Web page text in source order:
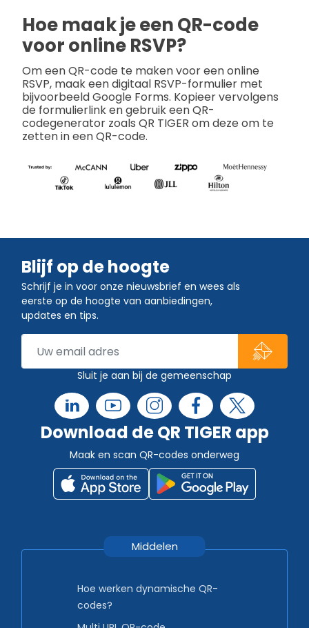
Hoe maak je een QR-code
voor online RSVP?
Om een QR-code te maken voor een online
RSVP, maak een digitaal RSVP-formulier met
bijvoorbeeld Google Forms. Kopieer vervolgens
de formulierlink en gebruik een QR-
codegenerator zoals QR TIGER om deze om te
zetten in een QR-code.
Blijf op de hoogte
Schrijf je in voor onze nieuwsbrief en wees als
eerste op de hoogte van aanbiedingen,
updates en tips.
Sluit je aan bij de gemeenschap
Download de QR TIGER app
Maak en scan QR-codes onderweg
Middelen
Hoe werken dynamische QR-
codes?